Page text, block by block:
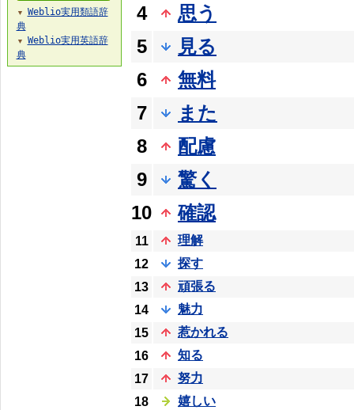
4
思う
5
見る
6
無料
7
また
8
配慮
9
驚く
10
確認
11
理解
12
探す
13
頑張る
14
魅力
15
惹かれる
16
知る
17
努力
18
嬉しい
▼
Weblio実用類語辞
典
▼
Weblio実用英語辞
典